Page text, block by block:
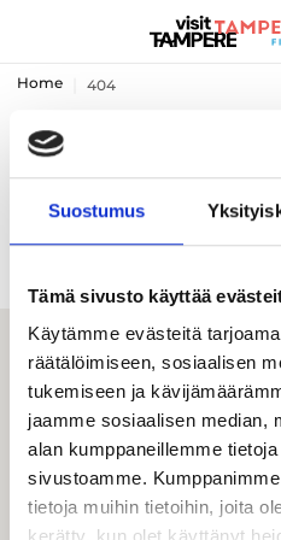
Suostumus
Tämä sivusto käyttää
Käytämme evästeitä
räätälöimiseen, sosiaalisen
tukemiseen ja
jaamme sosiaalisen median,
alan kumppaneillemme
sivustoamme.
tietoja muihin tietoihin, joita
Home 404
The page you
was not found
Visit Tampere